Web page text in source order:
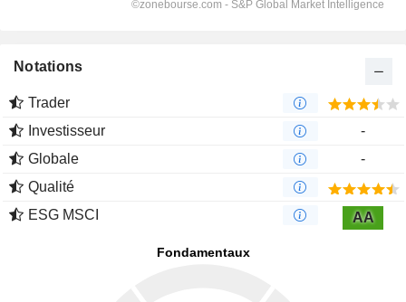
Notations
Trader
Investisseur
-
Globale
-
Qualité
ESG MSCI
AA